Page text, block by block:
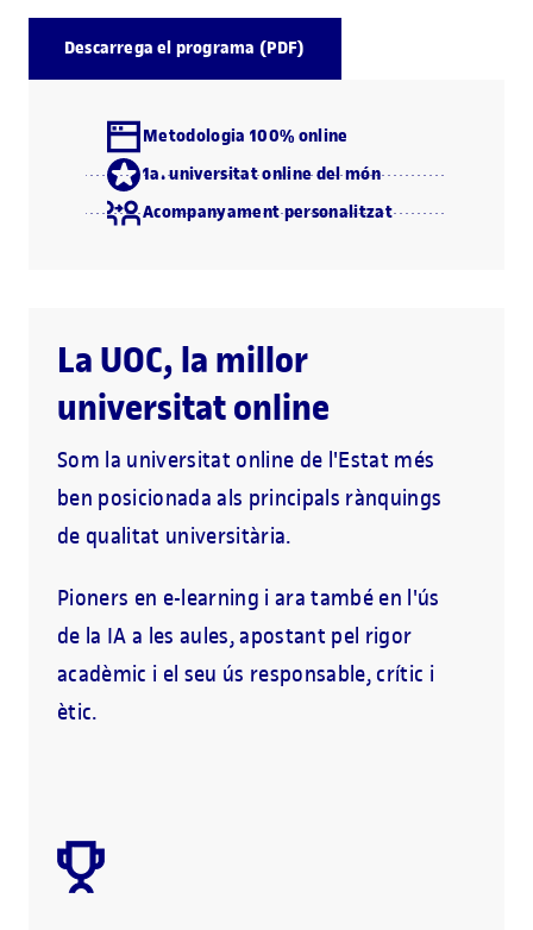
Descarrega el programa (PDF)
Metodologia 100% online
1a. universitat online del món
Acompanyament personalitzat
La UOC, la millor
universitat online
Som la universitat online de l'Estat més
ben posicionada als principals rànquings
de qualitat universitària.
Pioners en e-learning i ara també en l'ús
de la IA a les aules, apostant pel rigor
acadèmic i el seu ús responsable, crític i
ètic.